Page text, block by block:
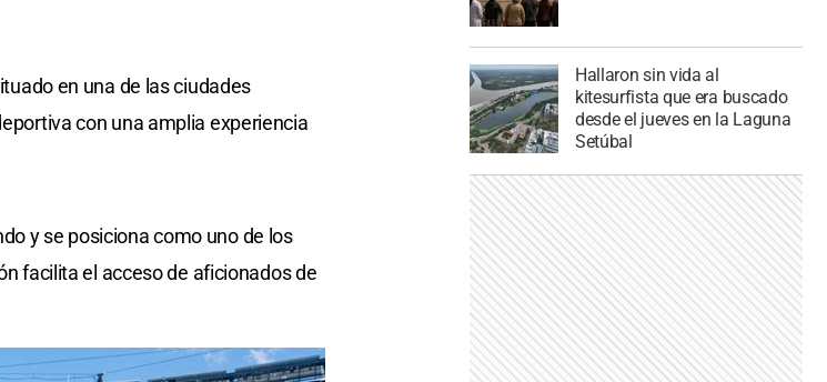
en una de las ciudades
con una amplia experiencia
y se posiciona como uno de los
facilita el acceso de aficionados de
Hallaron sin vida al
kitesurfista que era buscado
desde el jueves en la Laguna
Setúbal